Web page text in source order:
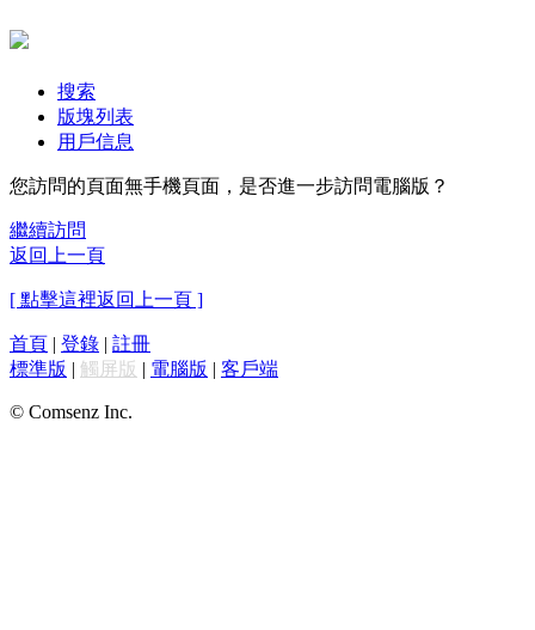
搜索
版塊列表
用戶信息
您訪問的頁面無手機頁面，是否進一步訪問電腦版？
繼續訪問
返回上一頁
[ 點擊這裡返回上一頁 ]
首頁 | 登錄 | 註冊
標準版 | 觸屏版 | 電腦版 | 客戶端
© Comsenz Inc.